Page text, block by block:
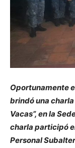
Oportunamente
brindó una
Vacas”, en la
charla participó
Personal